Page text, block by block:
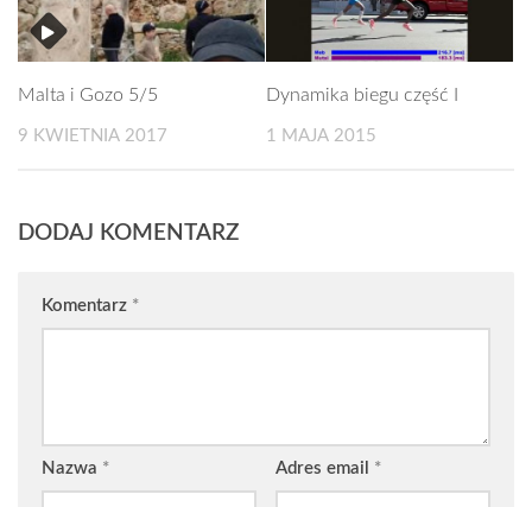
Malta i Gozo 5/5
9 KWIETNIA 2017
Dynamika biegu część I
1 MAJA 2015
DODAJ KOMENTARZ
Komentarz *
Nazwa * Adres email *